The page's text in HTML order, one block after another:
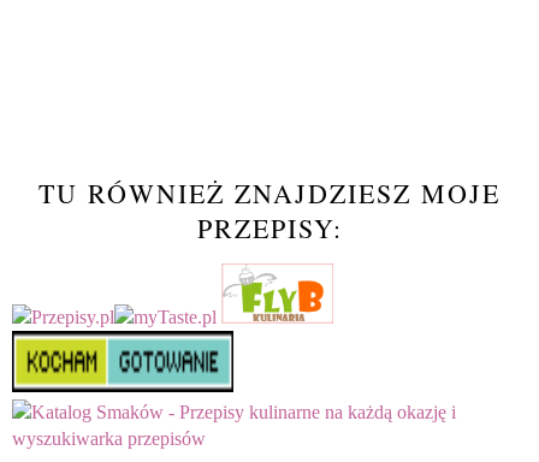
TU RÓWNIEŻ ZNAJDZIESZ MOJE
PRZEPISY: